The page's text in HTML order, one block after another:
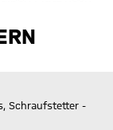
Schraufstetter -